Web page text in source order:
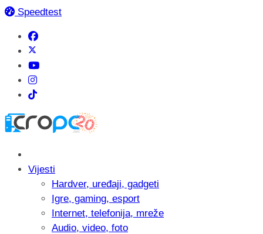
Speedtest
Vijesti
Hardver, uređaji, gadgeti
Igre, gaming, esport
Internet, telefonija, mreže
Audio, video, foto